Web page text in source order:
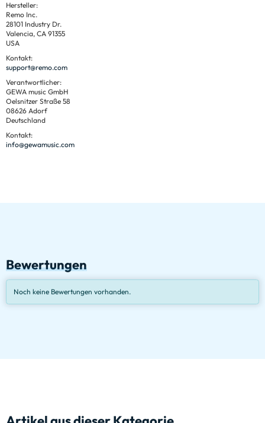
Hersteller:
Remo Inc.
28101 Industry Dr.
Valencia, CA 91355
USA
Kontakt:
support@remo.com
Verantwortlicher:
GEWA music GmbH
Oelsnitzer Straße 58
08626 Adorf
Deutschland
Kontakt:
info@gewamusic.com
Bewertungen
Noch keine Bewertungen vorhanden.